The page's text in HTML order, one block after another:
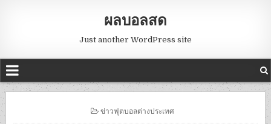
ผลบอลสด
Just another WordPress site
POSTED
ข่าวฟุตบอลต่างประเทศ